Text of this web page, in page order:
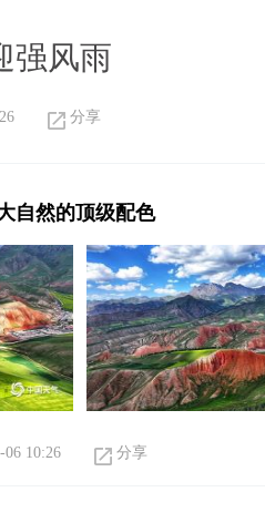
强风雨
分享
自然的顶级配色
06 10:26 分享